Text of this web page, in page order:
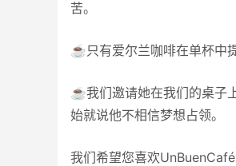
苦。
☕只有爱尔兰咖啡在单杯中
☕我们邀请她在我们的桌子
始就说他不相信梦想占领。
我们希望您喜欢